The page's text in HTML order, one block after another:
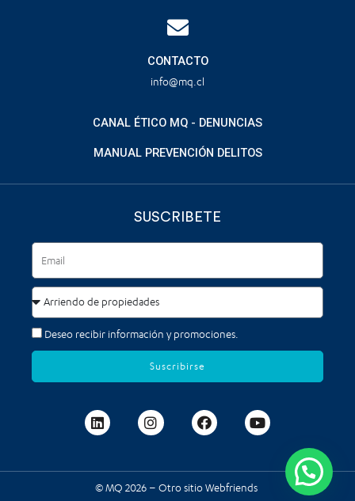
CONTACTO
info@mq.cl
CANAL ÉTICO MQ - DENUNCIAS
MANUAL PREVENCIÓN DELITOS
SUSCRIBETE
Deseo recibir información y promociones.
Suscribirse
© MQ 2026 – Otro sitio Webfriends